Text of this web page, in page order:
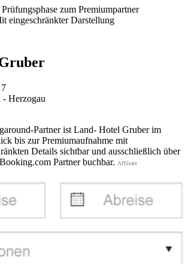
zum Premiumpartner
eingeschränkter Darstellung
- Herzogau
Partner ist Land- Hotel Gruber im
bis zur Premiumaufnahme mit
Details sichtbar und ausschließlich über
Partner buchbar. Affiliate